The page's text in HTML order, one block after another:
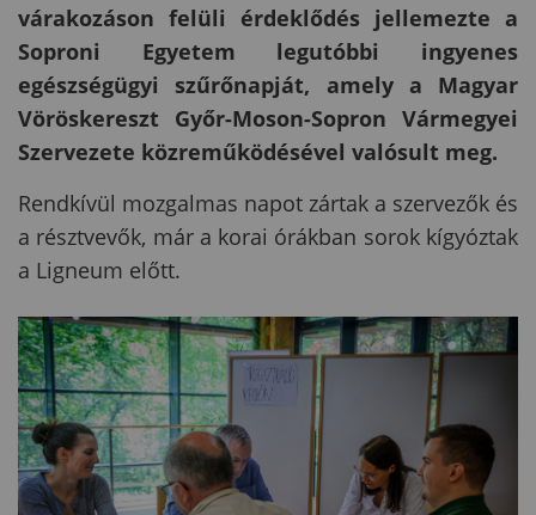
várakozáson felüli érdeklődés jellemezte a
Soproni Egyetem legutóbbi ingyenes
egészségügyi szűrőnapját, amely a Magyar
Vöröskereszt Győr-Moson-Sopron Vármegyei
Szervezete közreműködésével valósult meg.
Rendkívül mozgalmas napot zártak a szervezők és
a résztvevők, már a korai órákban sorok kígyóztak
a Ligneum előtt.